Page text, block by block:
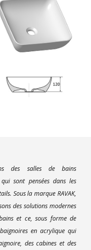
des salles de bains
sont pensées dans les
Sous la marque RAVAK,
des solutions modernes
et ce, sous forme de
en acrylique qui
des cabines et des